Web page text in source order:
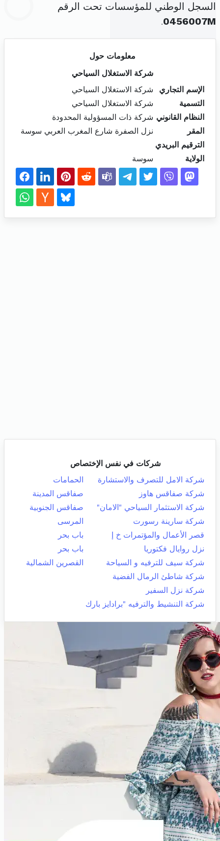
السجل الوطني للمؤسسات تحت الرقم
0456007M
.
معلومات حول
شركة الاستغلال السياحي
الإسم التجاري
شركة الاستغلال السياحي
التسمية
شركة الاستغلال السياحي
النظام القانوني شركة ذات المسؤولية المحدودة
المقر
نزل الصفرة شارع المغرب العربي سوسة
الترقيم البريدي
الولاية
سوسة
شركات في نفس الإختصاص
شركة الامل للتصرف والاستشارة
الحمامات
شركة صفاقس هاوز
صفاقس المدينة
شركة الاستثمار السياحي "الامان"
صفاقس الجنوبية
شركة سارينة رسورت
المرسى
قصر الأعمال والمؤتمرات خ إ
باب بحر
نزل روايال فكتوريا
باب بحر
شركة سيف للترفيه و السياحة
القصرين الشمالية
شركة شاطئ الرمال الفضية
شركة نزل السفير
شركة التنشيط والترفيه "برادايز بارك